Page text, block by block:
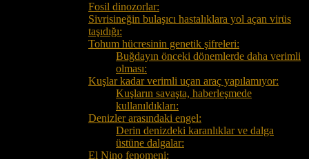
Fosil dinozorlar:
Sivrisineğin bulaşıcı hastalıklara yol açan virüs
taşıdığı:
Tohum hücresinin genetik şifreleri:
Buğdayın önceki dönemlerde daha verimli
olması:
Kuşlar kadar verimli uçan araç yapılamıyor:
Kuşların savaşta, haberleşmede
kullanıldıkları:
Denizler arasındaki engel:
Derin denizdeki karanlıklar ve dalga
üstüne dalgalar:
El Nino fenomeni: